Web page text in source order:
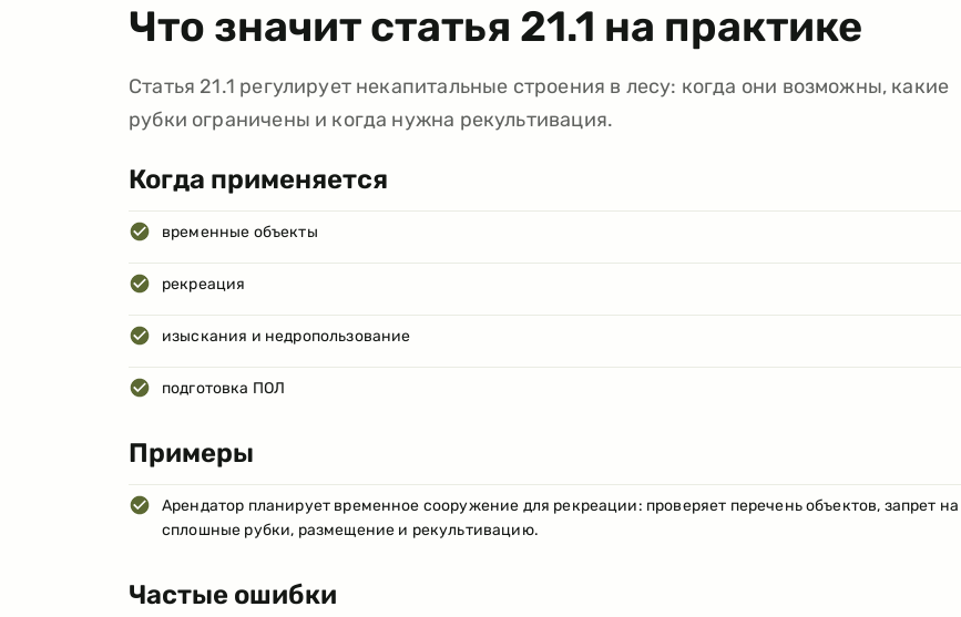
Что значит статья 21.1 на практике
Статья 21.1 регулирует некапитальные строения в лесу: когда они возможны, какие
рубки ограничены и когда нужна рекультивация.
Когда применяется
временные объекты
рекреация
изыскания и недропользование
подготовка ПОЛ
Примеры
Арендатор планирует временное сооружение для рекреации: проверяет перечень объектов, запрет на
сплошные рубки, размещение и рекультивацию.
Частые ошибки